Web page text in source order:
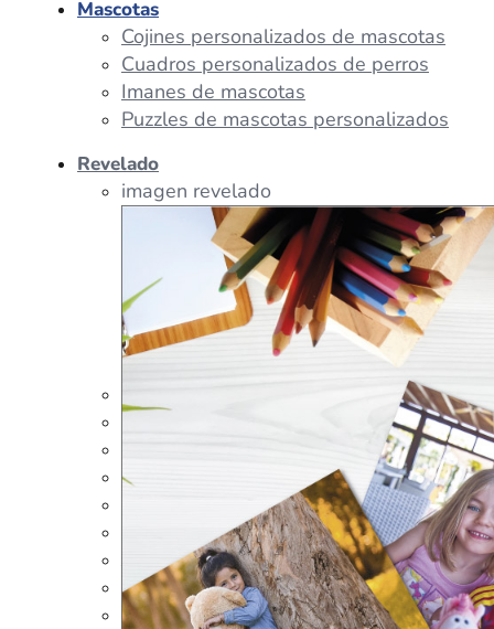
Tazas Personalizadas
Peluches Personalizados
Portalápices Personalizados
Puzles Personalizados
Juegos de Mesa
Alfombrillas Personalizadas
Lámparas LED
Mascotas
Cojines personalizados de mascotas
Cuadros personalizados de perros
Imanes de mascotas
Puzzles de mascotas personalizados
Revelado
imagen revelado